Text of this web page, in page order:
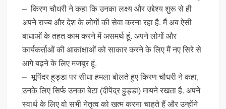
– किरण चौधरी ने कहा कि उनका लक्ष्य और उद्देश्य शुरू से ही
अपने राज्य और देश के लोगों की सेवा करना रहा है. मैं अब ऐसी
बाधाओं के तहत काम करने में असमर्थ हूं. अपने लोगों और
कार्यकर्ताओं की आकांक्षाओं को साकार करने के लिए मैं नए सिरे से
आगे बढ़ने के लिए मजबूर हूं.
– भूपिंदर हुड्डा पर सीधा हमला बोलते हुए किरण चौधरी ने कहा,
उनके लिए सिर्फ उनका बेटा (दीपेंद्र हुड्डा) मायने रखता है. अपने
स्वार्थ के लिए वो सभी नेतृत्व को खत्म करना चाहते हैं और उन्होंने